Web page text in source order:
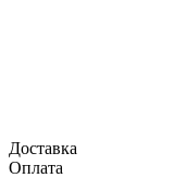
Доставка
Оплата